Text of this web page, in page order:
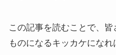
この記事を読むことで、
ものになるキッカケになれ